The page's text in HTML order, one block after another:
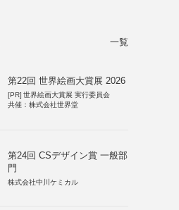
一覧
第22回 世界絵画大賞展 2026
[PR] 世界絵画大賞展 実行委員会
共催：株式会社世界堂
第24回 CSデザイン賞 一般部
門
株式会社中川ケミカル